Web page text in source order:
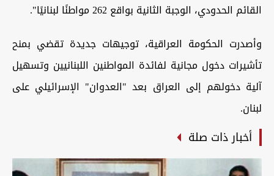
القائم الحدودي، الوجبة الثانية بواقع 262 مواطنًا لبنانيًا".
وأصدرت الحكومة العراقية، توجيهات جديدة تقضي بمنح
تأشيرات دخول مجانية لفائدة المواطنين اللبنانيين وتسهيل
آلية دخولهم إلى العراق بعد "العدوان" الإسرائيلي على
لبنان.
أخبار ذات صلة